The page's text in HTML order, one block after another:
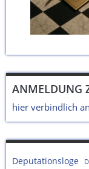
ANMELDUNG
hier verbindlich
Deputationsloge